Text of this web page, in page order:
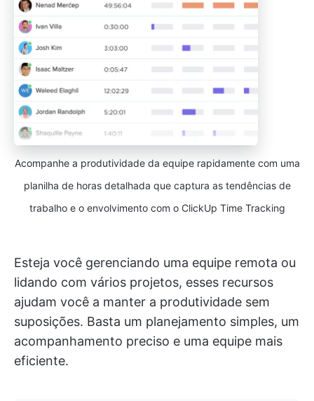
Acompanhe a produtividade da equipe rapidamente com uma
planilha de horas detalhada que captura as tendências de
trabalho e o envolvimento com o ClickUp Time Tracking
Esteja você gerenciando uma equipe remota ou
lidando com vários projetos, esses recursos
ajudam você a manter a produtividade sem
suposições. Basta um planejamento simples, um
acompanhamento preciso e uma equipe mais
eficiente.